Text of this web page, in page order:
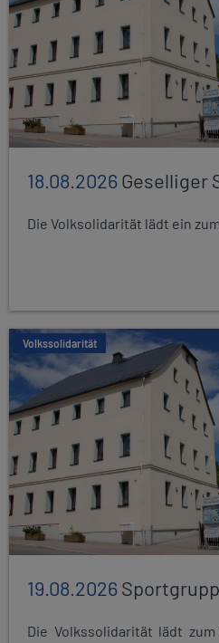
18.08.2026Geselliger
Die Volksolidarität lädt ein
Volkssolidarität
19.08.2026
Die Volkssolidarität lädt